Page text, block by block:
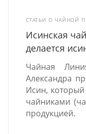
СТАТЬИ О ЧАЙНОЙ
Исинская
делается
Чайная
Александра
Исин,
чайниками
продукцией.